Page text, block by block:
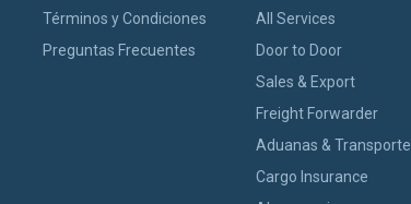
Términos y Condiciones
Preguntas Frecuentes
All Services
Door to Door
Sales & Export
Freight Forwarder
Aduanas & Transporte
Cargo Insurance